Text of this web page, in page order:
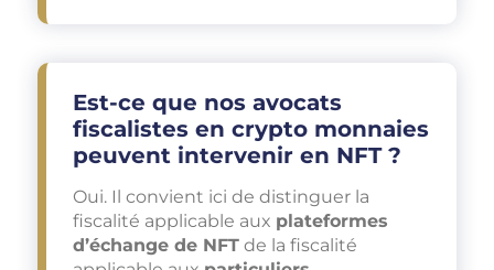
Est-ce que nos avocats
fiscalistes en crypto monnaies
peuvent intervenir en NFT ?
Oui. Il convient ici de distinguer la
fiscalité applicable aux plateformes
d’échange de NFTde la fiscalité